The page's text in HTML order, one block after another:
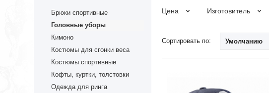
Брюки спортивные
Головные уборы
Кимоно
Костюмы для сгонки веса
Костюмы спортивные
Кофты, куртки, толстовки
Одежда для ринга
Цена Изготовитель
Сортировать по: Умолчанию